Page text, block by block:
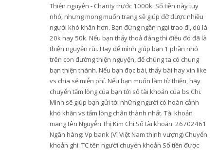
Thiện nguyện - Charity trước 1000k. Số tiền này tuy
nhỏ, nhưng mong muốn trang sẽ giúp đỡ được nhiều
người khó khăn hơn. Bạn đừng ngần ngại trao đi, dù là
20k hay 50k. Nếu bạn thấy thoả đáng thì điều đó đã là
thiện nguyện rùi. Hãy để mình giúp bạn 1 phần nhỏ
trên con đường thiện nguyện, để chúng ta có chung
bạn thiện thành. Nếu bạn đọc bài, thấy bài hay xin like
vs chia sẻ miễn phí. Nếu bạn muốn làm từ thiện, hãy
chuyển tấm lòng của bạn tới số tài khoản của bs Chi.
Mình sẽ giúp bạn gửi tới những người có hoàn cảnh
khó khăn vs tấm lòng chân thành nhất. Tài khoản
mang tên Nguyễn Thị Kim Chi Số tài khoản: 26702461
Ngân hàng: Vp bank (Vì Việt Nam thịnh vượng) Chuyển
khoản ghi: TC tên người chuyển khoản Số tiền được